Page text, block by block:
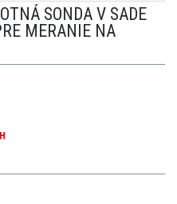
SONDA V SADE
MERANIE NA